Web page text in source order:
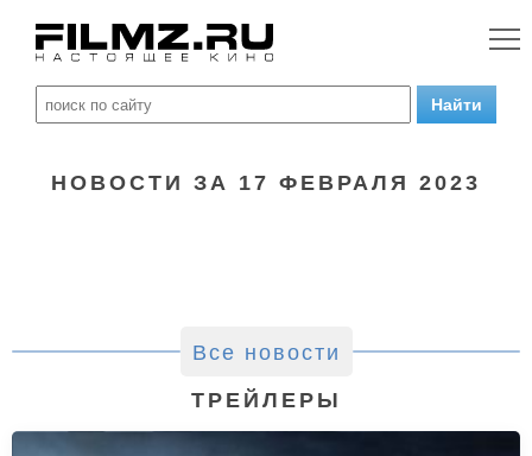
НОВОСТИ ЗА 17 ФЕВРАЛЯ 2023
Все новости
ТРЕЙЛЕРЫ